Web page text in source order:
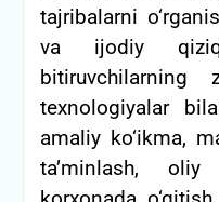
tajribalarni
va ijodiy
bitiruvchilarning
texnologiyalar
amaliy ko‘ikma,
ta’minlash,